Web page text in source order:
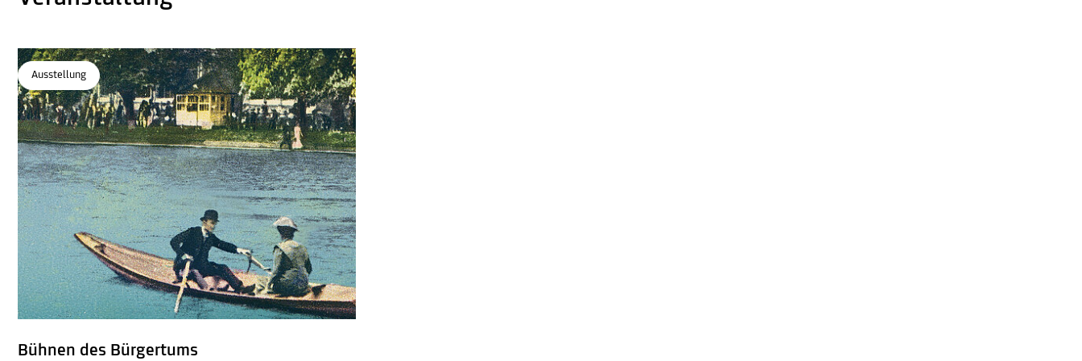
Ausstellung
Bühnen des Bürgertums